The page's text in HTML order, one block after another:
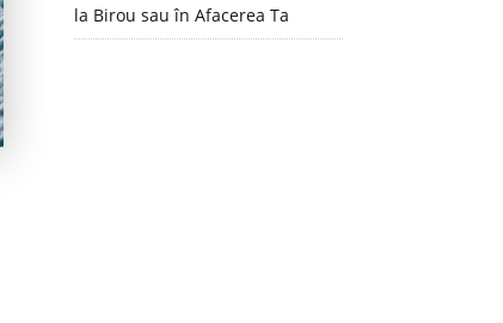
la Birou sau în Afacerea Ta